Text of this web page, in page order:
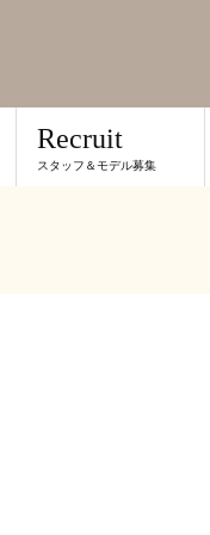
Recruit
スタッフ＆モデル募集